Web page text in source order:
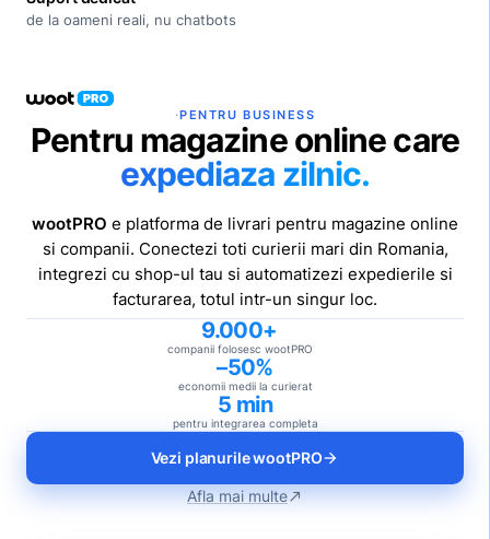
de la oameni reali, nu chatbots
·PENTRU BUSINESS
Pentru magazine online care
expediaza zilnic.
wootPRO e platforma de livrari pentru magazine online
si companii. Conectezi toti curierii mari din Romania,
integrezi cu shop-ul tau si automatizezi expedierile si
facturarea, totul intr-un singur loc.
9.000+
companii folosesc wootPRO
–50%
economii medii la curierat
5 min
pentru integrarea completa
Vezi planurile wootPROarrow_forward
Afla mai multe north_east